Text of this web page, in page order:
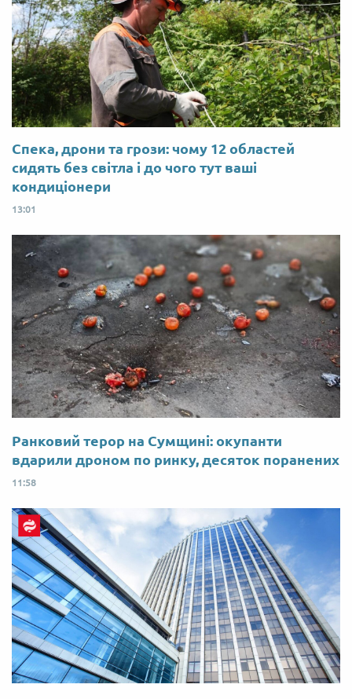
Спека, дрони та грози: чому 12 областей
сидять без світла і до чого тут ваші
кондиціонери
13:01
Ранковий терор на Сумщині: окупанти
вдарили дроном по ринку, десяток поранених
11:58